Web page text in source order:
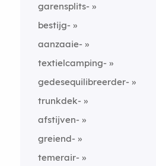
garensplits-
bestijg-
aanzaaie-
textielcamping-
gedesequilibreerder-
trunkdek-
afstijven-
greiend-
temerair-